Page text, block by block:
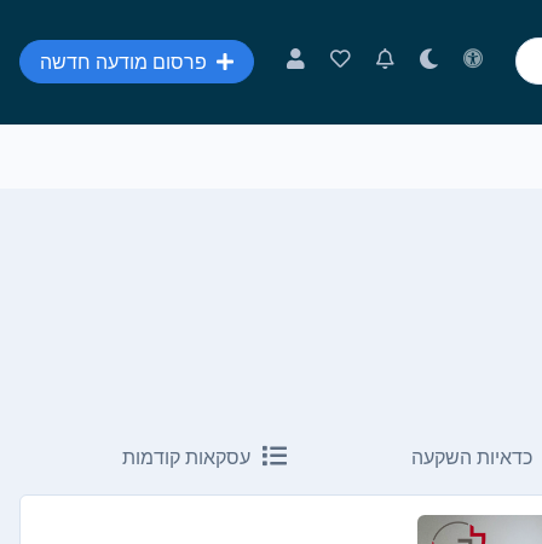
פרסום מודעה חדשה
כדאיות השקעה עסקאות קודמות